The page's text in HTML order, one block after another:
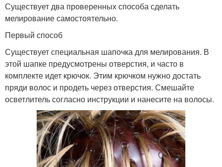
Существует два проверенных способа сделать
мелирование самостоятельно.
Первый способ
Существует специальная шапочка для мелирования. В
этой шапке предусмотрены отверстия, и часто в
комплекте идет крючок. Этим крючком нужно достать
пряди волос и продеть через отверстия. Смешайте
осветлитель согласно инструкции и нанесите на волосы.